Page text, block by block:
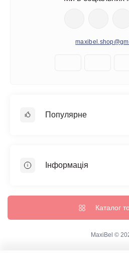
Популярне
Ковдри/Подушки
Інформація
Оплата та доставка
Повернення та обмін
Каталог
MaxiBel ©